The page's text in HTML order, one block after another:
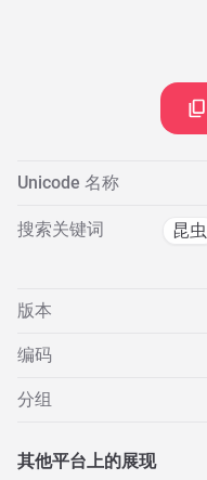
Unicode 名称
搜索关键词 昆虫
版本
编码
分组
其他平台上的展现